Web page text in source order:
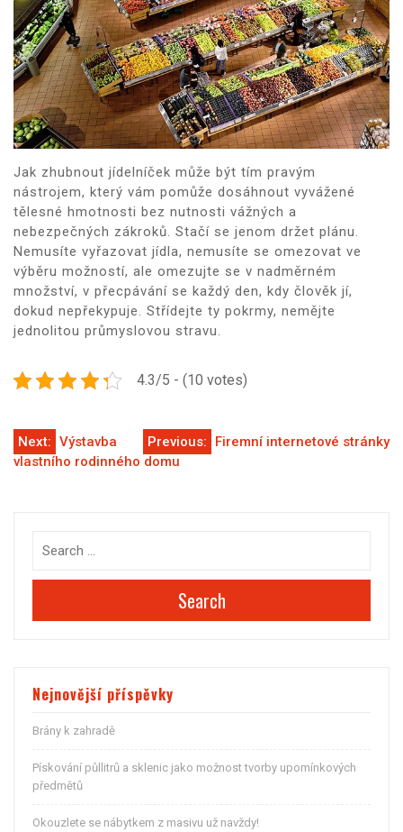
Jak zhubnout jídelníček může být tím pravým
nástrojem, který vám pomůže dosáhnout vyvážené
tělesné hmotnosti bez nutnosti vážných a
nebezpečných zákroků. Stačí se jenom držet plánu.
Nemusíte vyřazovat jídla, nemusíte se omezovat ve
výběru možností, ale omezujte se v nadměrném
množství, v přecpávání se každý den, kdy člověk jí,
dokud nepřekypuje. Střídejte ty pokrmy, nemějte
jednolitou průmyslovou stravu.
4.3/5 - (10 votes)
Navigace
Previous: Firemní internetové stránky
Next: Výstavba
vlastního rodinného domu
Search
Nejnovější příspěvky
Brány k zahradě
Pískování půllitrů a sklenic jako možnost tvorby upomínkových
předmětů
Okouzlete se nábytkem z masivu už navždy!